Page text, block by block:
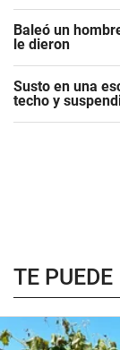
Baleó un
le dieron
Susto en una
techo y
TE